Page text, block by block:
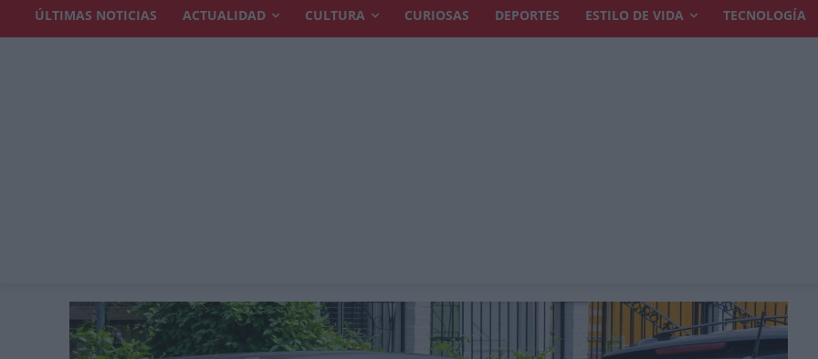
ÚLTIMAS NOTICIAS ACTUALIDAD CULTURA CURIOSAS DEPORTES ESTILO DE VIDA TECNOLOGÍA